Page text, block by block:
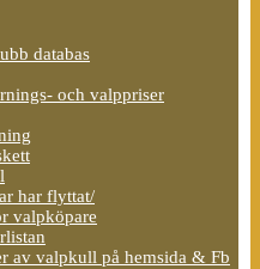
databas
och valppriser
har flyttat/
valpköpare
av valpkull på hemsida & Fb